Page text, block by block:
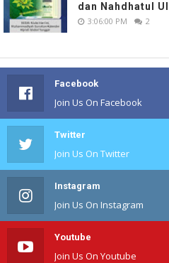
dan Nahdhatul
3:06:00 PM 2
Facebook
Join Us On Facebook
Twitter
Join Us On Twitter
Instagram
Join Us On Instagram
Youtube
Join Us On Youtube